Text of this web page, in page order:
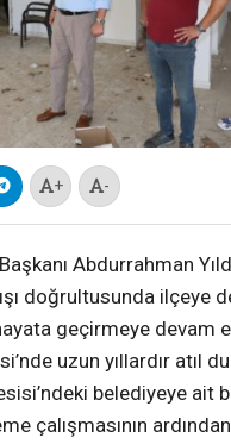
+ -
Abdurrahman
doğrultusunda ilçeye
geçirmeye devam
uzun yıllardır atıl
belediyeye ait
çalışmasının